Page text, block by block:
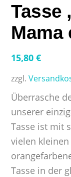
Tasse
Mama
15,80€
zzgl.
Überrasche
unserer
Tasse ist mit
vielen
Tasse in der